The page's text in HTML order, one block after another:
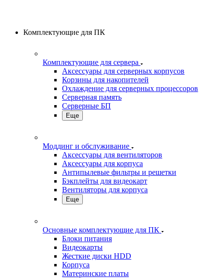
Комплектующие для ПК
Комплектующие для сервера
Аксессуары для серверных корпусов
Корзины для накопителей
Охлаждение для серверных процессоров
Серверная память
Серверные БП
Еще
Моддинг и обслуживание
Аксессуары для вентиляторов
Аксессуары для корпуса
Антипылевые фильтры и решетки
Бэкплейты для видеокарт
Вентиляторы для корпуса
Еще
Основные комплектующие для ПК
Блоки питания
Видеокарты
Жесткие диски HDD
Корпуса
Материнские платы